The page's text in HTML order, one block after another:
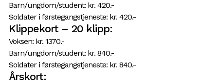
Barn/ungdom/student: kr. 420.-
Soldater i førstegangstjeneste: kr. 420.-
Klippekort – 20 klipp:
Voksen: kr. 1370.-
Barn/ungdom/student: kr. 840.-
Soldater i førstegangstjeneste: kr. 840.-
Årskort: